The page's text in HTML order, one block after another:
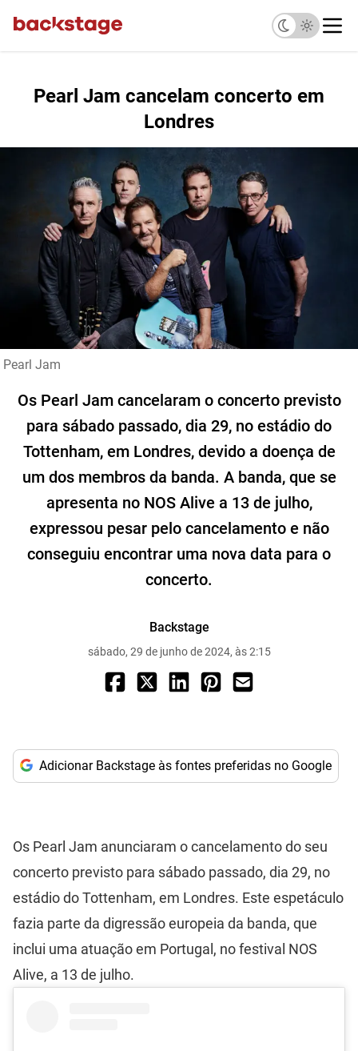
Pearl Jam cancelam concerto em
Londres
Pearl Jam
Os Pearl Jam cancelaram o concerto previsto
para sábado passado, dia 29, no estádio do
Tottenham, em Londres, devido a doença de
um dos membros da banda. A banda, que se
apresenta no NOS Alive a 13 de julho,
expressou pesar pelo cancelamento e não
conseguiu encontrar uma nova data para o
concerto.
Backstage
sábado, 29 de junho de 2024, às 2:15
Adicionar Backstage às fontes preferidas no Google
Os Pearl Jam anunciaram o cancelamento do seu
concerto previsto para sábado passado, dia 29, no
estádio do Tottenham, em Londres. Este espetáculo
fazia parte da digressão europeia da banda, que
inclui uma atuação em Portugal, no festival NOS
Alive, a 13 de julho.